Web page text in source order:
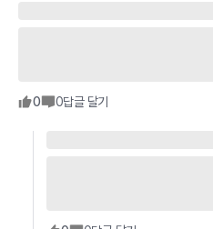
0 0답글 달기